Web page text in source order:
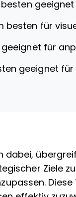
besten für
für
geeignet
Ziele